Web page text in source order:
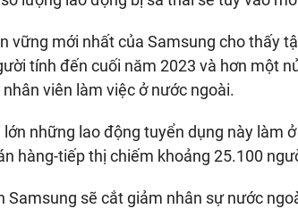
vững mới nhất của Samsung cho thấy
tính đến cuối năm 2023 và hơn một
viên làm việc ở nước ngoài.
những lao động tuyển dụng này làm
hàng-tiếp thị chiếm khoảng 25.100
Samsung sẽ cắt giảm nhân sự nước